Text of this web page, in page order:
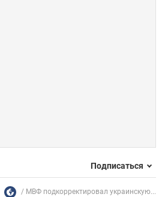
Подписаться
МВФ подкорректировал украинскую...